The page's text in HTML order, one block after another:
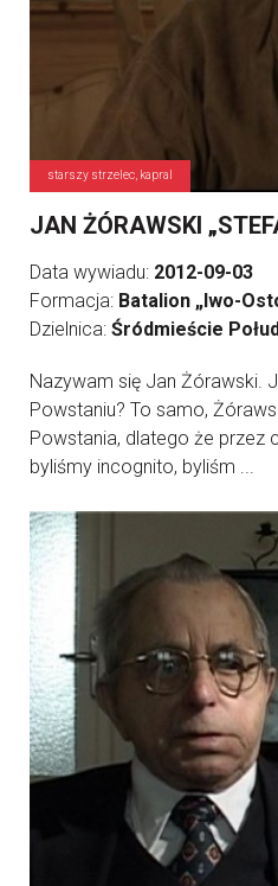
starszy strzelec, kapral
JAN ŻÓRAWSKI
Data wywiadu: 2012-09-03
Formacja: Batalion „Iwo-
Dzielnica: Śródmieście
Nazywam się Jan Żórawski.
Powstaniu? To samo,
Powstania, dlatego że przez
byliśmy incognito, byliśm ...